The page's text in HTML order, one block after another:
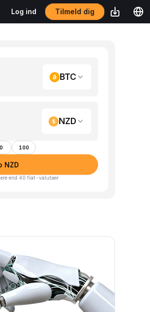
Log ind Tilmeld dig
BTC
NZD
100
NZD
end 40 fiat-valutaer